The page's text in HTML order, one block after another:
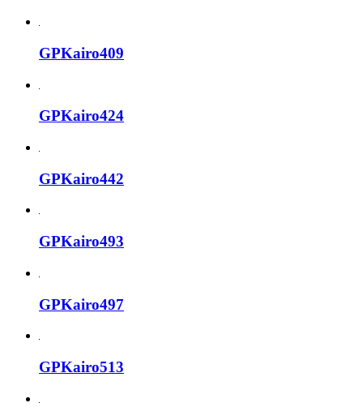
GPKairo409
GPKairo424
GPKairo442
GPKairo493
GPKairo497
GPKairo513